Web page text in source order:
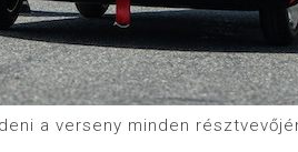
a verseny minden